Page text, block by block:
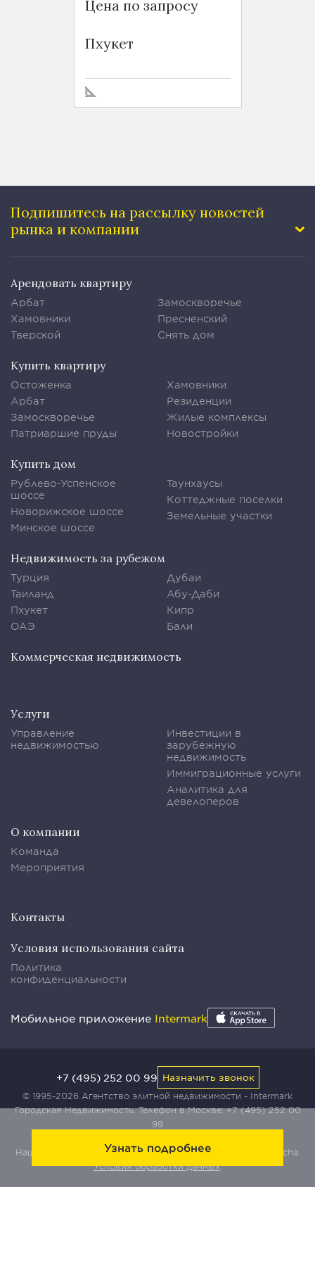
Узнать подробнее
Цена по запросу
Пхукет
Подпишитесь на рассылку новостей
рынка и компании
Арендовать квартиру
Арбат
Хамовники
Тверской
Замоскворечье
Пресненский
Снять дом
Купить квартиру
Остоженка
Арбат
Замоскворечье
Патриаршие пруды
Хамовники
Резиденции
Жилые комплексы
Новостройки
Купить дом
Рублево-Успенское
шоссе
Новорижское шоссе
Минское шоссе
Таунхаусы
Коттеджные поселки
Земельные участки
Недвижимость за рубежом
Турция
Таиланд
Пхукет
ОАЭ
Дубаи
Абу-Даби
Кипр
Бали
Коммерческая недвижимость
Услуги
Управление
недвижимостью
Инвестиции в
зарубежную
недвижимость
Иммиграционные услуги
Аналитика для
девелоперов
О компании
Команда
Мероприятия
Контакты
Условия использования сайта
Политика
конфиденциальности
Мобильное приложение Intermark
© 1995-2026 Агентство элитной недвижимости - Intermark
Городская Недвижимость. Телефон в Москве:+7 (495) 252 00
99
Наш сайт защищен с помощью сервиса Yandex SmartCaptcha:
Условия обработки данных.
+7 (495) 252 00 99 Назначить звонок